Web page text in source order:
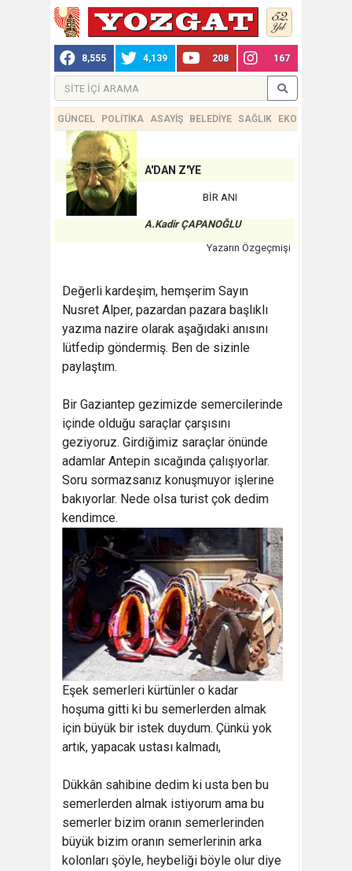
8,555 4,139 208 167
GÜNCEL POLİTİKA ASAYİŞ BELEDİYE SAĞLIK EKONOMİ
A'DAN Z'YE
BİR ANI
A.Kadir ÇAPANOĞLU
Yazarın Özgeçmişi
Değerli kardeşim, hemşerim Sayın
Nusret Alper, pazardan pazara başlıklı
yazıma nazire olarak aşağıdaki anısını
lütfedip göndermiş. Ben de sizinle
paylaştım.
Bir Gaziantep gezimizde semercilerinde
içinde olduğu saraçlar çarşısını
geziyoruz. Girdiğimiz saraçlar önünde
adamlar Antepin sıcağında çalışıyorlar.
Soru sormazsanız konuşmuyor işlerine
bakıyorlar. Nede olsa turist çok dedim
kendimce.
Eşek semerleri kürtünler o kadar
hoşuma gitti ki bu semerlerden almak
için büyük bir istek duydum. Çünkü yok
artık, yapacak ustası kalmadı,
Dükkân sahibine dedim ki usta ben bu
semerlerden almak istiyorum ama bu
semerler bizim oranın semerlerinden
büyük bizim oranın semerlerinin arka
kolonları şöyle, heybeliği böyle olur diye